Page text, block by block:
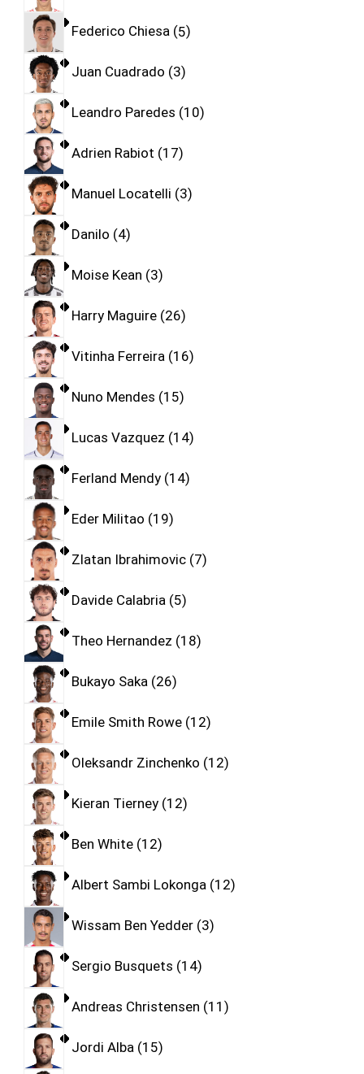
Federico Chiesa 5
Juan Cuadrado 3
Leandro Paredes 10
Adrien Rabiot 17
Manuel Locatelli 3
Danilo 4
Moise Kean 3
Harry Maguire 26
Vitinha Ferreira 16
Nuno Mendes 15
Lucas Vazquez 14
Ferland Mendy 14
Eder Militao 19
Zlatan Ibrahimovic 7
Davide Calabria 5
Theo Hernandez 18
Bukayo Saka 26
Emile Smith Rowe 12
Oleksandr Zinchenko 12
Kieran Tierney 12
Ben White 12
Albert Sambi Lokonga 12
Wissam Ben Yedder 3
Sergio Busquets 14
Andreas Christensen 11
Jordi Alba 15